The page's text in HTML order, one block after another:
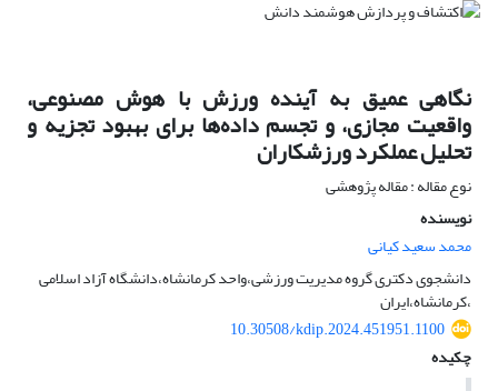
نگاهی عمیق به آینده ورزش با هوش مصنوعی،
واقعیت مجازی، و تجسم داده‌ها برای بهبود تجزیه و
تحلیل عملکرد ورزشکاران
نوع مقاله : مقاله پژوهشی
نویسنده
محمد سعید کیانی
دانشجوی دکتری گروه مدیریت ورزشی،واحد کرمانشاه،دانشگاه آزاد اسلامی
،کرمانشاه،ایران
10.30508/kdip.2024.451951.1100
چکیده